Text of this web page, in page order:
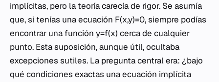
implícitas, pero la teoría carecía de rigor. Se asumía
que, si tenías una ecuación F(x,y)=0, siempre podías
encontrar una función y=f(x) cerca de cualquier
punto. Esta suposición, aunque útil, ocultaba
excepciones sutiles. La pregunta central era: ¿bajo
qué condiciones exactas una ecuación implícita